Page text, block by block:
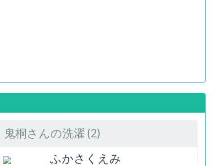
鬼桐さんの洗濯 (2)
ふかさくえみ